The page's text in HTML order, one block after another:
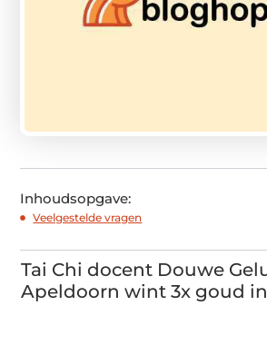
Inhoudsopgave:
Veelgestelde vragen
Tai Chi docent Douwe
Apeldoorn wint 3x goud